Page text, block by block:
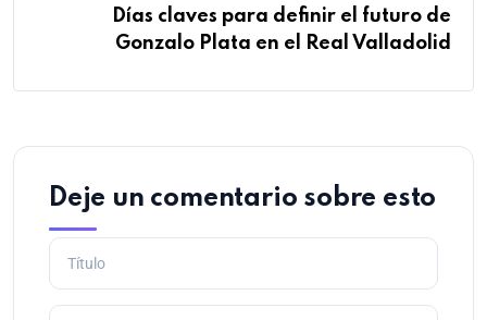
Días claves para definir el futuro de
Gonzalo Plata en el Real Valladolid
Deje un comentario sobre esto